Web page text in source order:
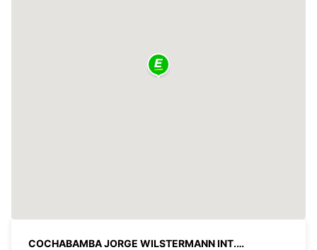
COCHABAMBA JORGE WILSTERMANN INT.